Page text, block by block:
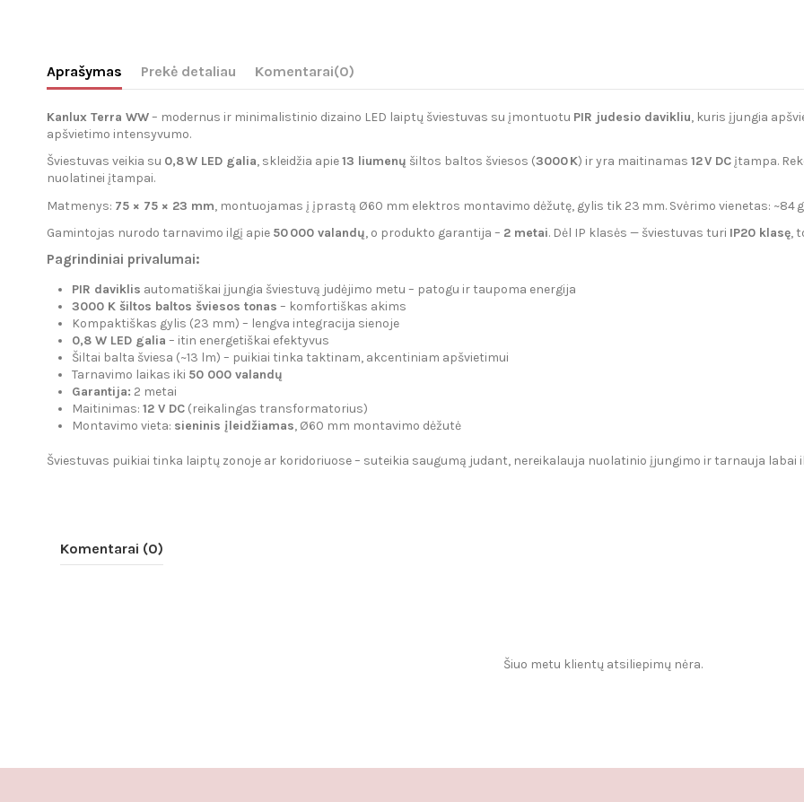
Aprašymas Prekė detaliau Komentarai(0)
Kanlux Terra WW– modernus ir minimalistinio dizaino LED laiptų šviestuvas su įmontuotu PIR judesio davikliu, kuris įjungia
apšvietimo intensyvumo.
Šviestuvas veikia su 0,8 W LED galia, skleidžia apie13 liumenų šiltos baltos šviesos (3000 K) ir yra maitinamas 12 V DC įtampa.
nuolatinei įtampai.
Matmenys: 75 × 75 × 23 mm, montuojamas į įprastą Ø60 mm elektros montavimo dėžutę, gylis tik 23 mm. Svėrimo vienetas: ~84
Gamintojas nurodo tarnavimo ilgį apie 50 000 valandų, o produkto garantija – 2 metai. Dėl IP klasės — šviestuvas turi IP20 klasę,
Pagrindiniai privalumai:
PIR daviklis automatiškai įjungia šviestuvą judėjimo metu – patogu ir taupoma energija
3000 K šiltos baltos šviesos tonas – komfortiškas akims
Kompaktiškas gylis (23 mm) – lengva integracija sienoje
0,8 W LED galia – itin energetiškai efektyvus
Šiltai balta šviesa (~13 lm) – puikiai tinka taktinam, akcentiniam apšvietimui
Tarnavimo laikas iki 50 000 valandų
Garantija: 2 metai
Maitinimas: 12 V DC (reikalingas transformatorius)
Montavimo vieta: sieninis įleidžiamas, Ø60 mm montavimo dėžutė
Šviestuvas puikiai tinka laiptų zonoje ar koridoriuose – suteikia saugumą judant, nereikalauja nuolatinio įjungimo ir tarnauja labai
Komentarai (0)
Šiuo metu klientų atsiliepimų nėra.